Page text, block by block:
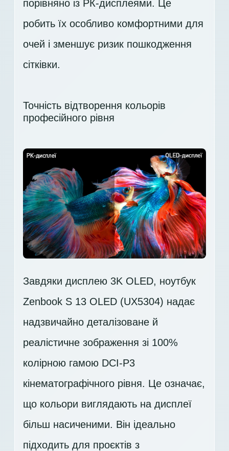
порівняно із РК-дисплеями. Це
робить їх особливо комфортними для
очей і зменшує ризик пошкодження
сітківки.
Точність відтворення кольорів
професійного рівня
Завдяки дисплею 3K OLED, ноутбук
Zenbook S 13 OLED (UX5304) надає
надзвичайно деталізоване й
реалістичне зображення зі 100%
колірною гамою DCI-P3
кінематографічного рівня. Це означає,
що кольори виглядають на дисплеї
більш насиченими. Він ідеально
підходить для проєктів з